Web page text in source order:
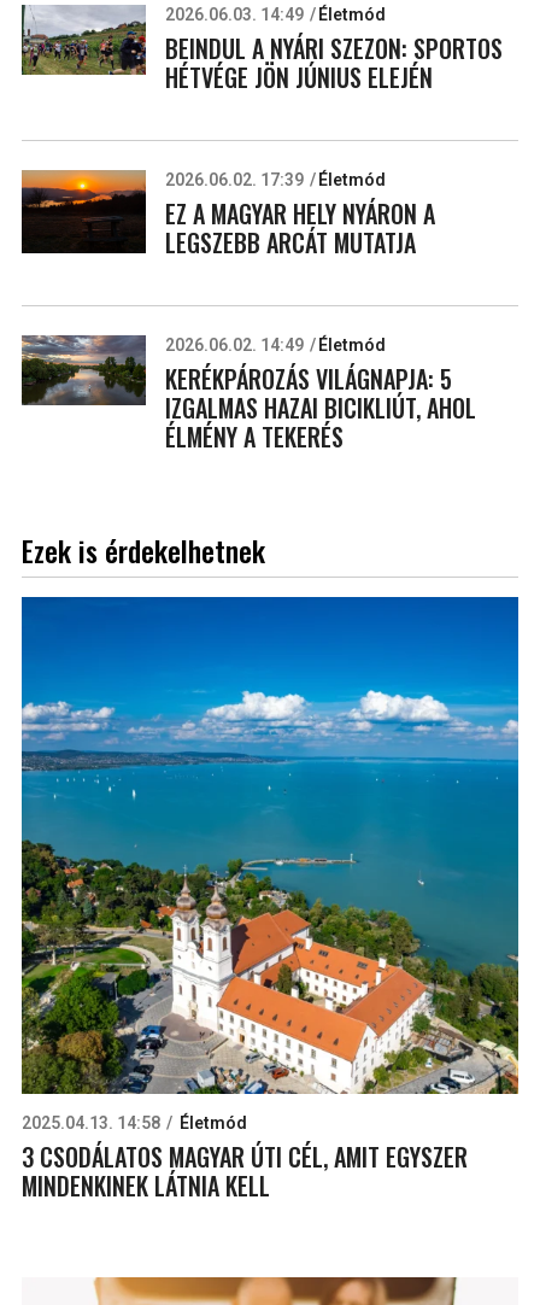
2026.06.03. 14:49 Életmód
BEINDUL A NYÁRI SZEZON: SPORTOS
HÉTVÉGE JÖN JÚNIUS ELEJÉN
2026.06.02. 17:39 Életmód
EZ A MAGYAR HELY NYÁRON A
LEGSZEBB ARCÁT MUTATJA
2026.06.02. 14:49 Életmód
KERÉKPÁROZÁS VILÁGNAPJA: 5
IZGALMAS HAZAI BICIKLIÚT, AHOL
ÉLMÉNY A TEKERÉS
Ezek is érdekelhetnek
2025.04.13. 14:58 Életmód
3 CSODÁLATOS MAGYAR ÚTI CÉL, AMIT EGYSZER
MINDENKINEK LÁTNIA KELL